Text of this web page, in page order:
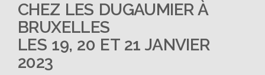
CHEZ LES DUGAUMIER À
BRUXELLES
LES 19, 20 ET 21 JANVIER
2023